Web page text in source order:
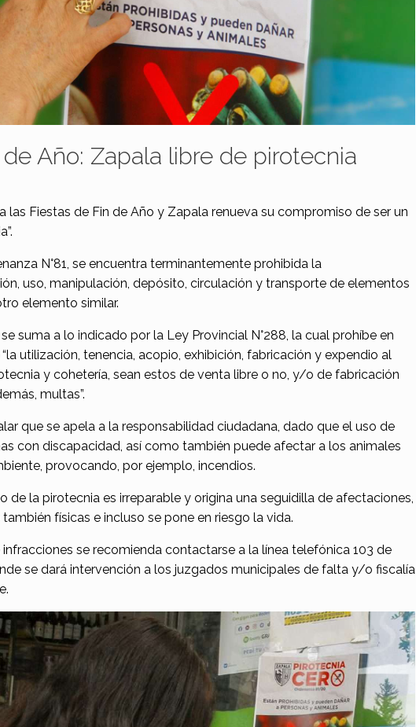
Año: Zapala libre de pirotecnia
las Fiestas de Fin de Año y Zapala renueva su compromiso de ser un
N°81, se encuentra terminantemente prohibida la
uso, manipulación, depósito, circulación y transporte de elementos
elemento similar.
suma a lo indicado por la Ley Provincial N°288, la cual prohíbe en
utilización, tenencia, acopio, exhibición, fabricación y expendio al
y cohetería, sean estos de venta libre o no, y/o de fabricación
multas”.
que se apela a la responsabilidad ciudadana, dado que el uso de
con discapacidad, así como también puede afectar a los animales
provocando, por ejemplo, incendios.
de la pirotecnia es irreparable y origina una seguidilla de afectaciones,
físicas e incluso se pone en riesgo la vida.
infracciones se recomienda contactarse a la línea telefónica 103 de
se dará intervención a los juzgados municipales de falta y/o fiscalía